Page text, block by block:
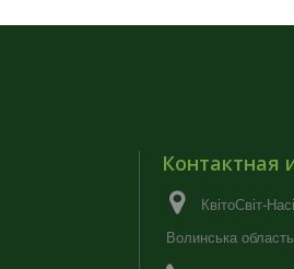
Контактная
КвітоСвіт-
Волинська